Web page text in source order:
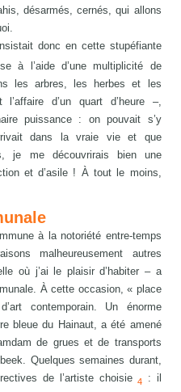
désarmés, cernés, qui allons
donc en cette stupéfiante
à l’aide d’une multiplicité de
les arbres, les herbes et les
d’un quart d’heure –,
puissance : on pouvait s’y
dans la vraie vie et que
je me découvrirais bien une
et d’asile ! À tout le moins,
à la notoriété entre-temps
malheureusement autres
où j’ai le plaisir d’habiter – a
À cette occasion, « place
contemporain. Un énorme
bleue du Hainaut, a été amené
de grues et de transports
Quelques semaines durant,
de l’artiste choisie4 : il